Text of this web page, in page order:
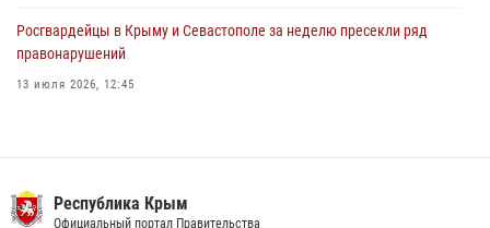
Росгвардейцы в Крыму и Севастополе за неделю пресекли ряд
правонарушений
13 июля 2026, 12:45
21 июля 2026, 13:18
Росгвардия в Крыму и Севастополе задержала ряд
Республика Крым
Официальный портал Правительства